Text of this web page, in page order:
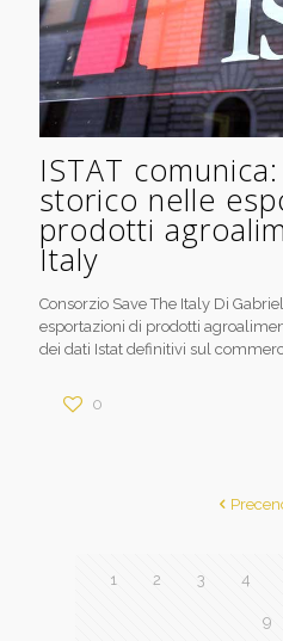
ISTAT
storico nelle
prodotti
Italy
Consorzio Save The Italy Di
esportazioni di prodotti
dei dati Istat definitivi sul
0
1 2 3 4
9